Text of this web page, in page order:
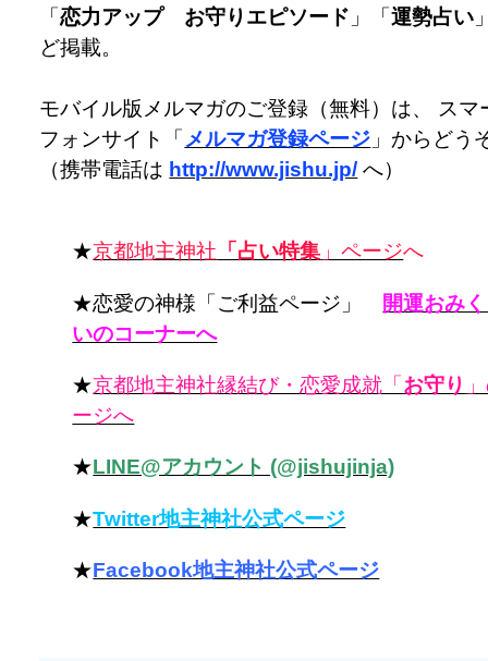
「恋力アップ お守りエピソード 」「運勢占い
ど掲載。
モバイル版メルマガのご登録（無料）は、 スマ
フォンサイト「 メルマガ登録ページ 」からどう
（携帯電話は http://www.jishu.jp/ へ）
★京都地主神社 「占い特集 」ページへ
★恋愛の神様「ご利益ページ」 開運おみ
いのコーナーへ
★京都地主神社縁結び・恋愛成就「お守り
ージへ
★LINE@アカウント (@jishujinja)
★Twitter地主神社公式ページ
★Facebook地主神社公式ページ